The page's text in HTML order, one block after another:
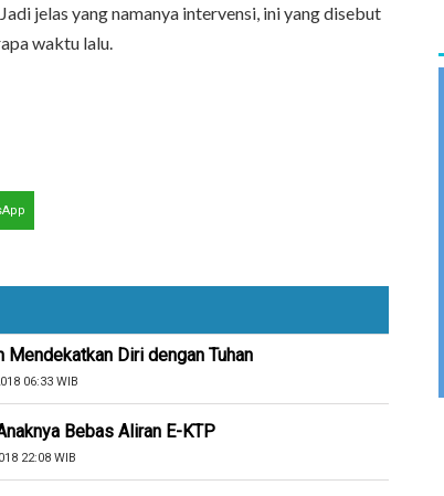
jelas yang namanya intervensi, ini yang disebut
waktu lalu.
Diri dengan Tuhan
06:33 WIB
Bebas Aliran E-KTP
22:08 WIB